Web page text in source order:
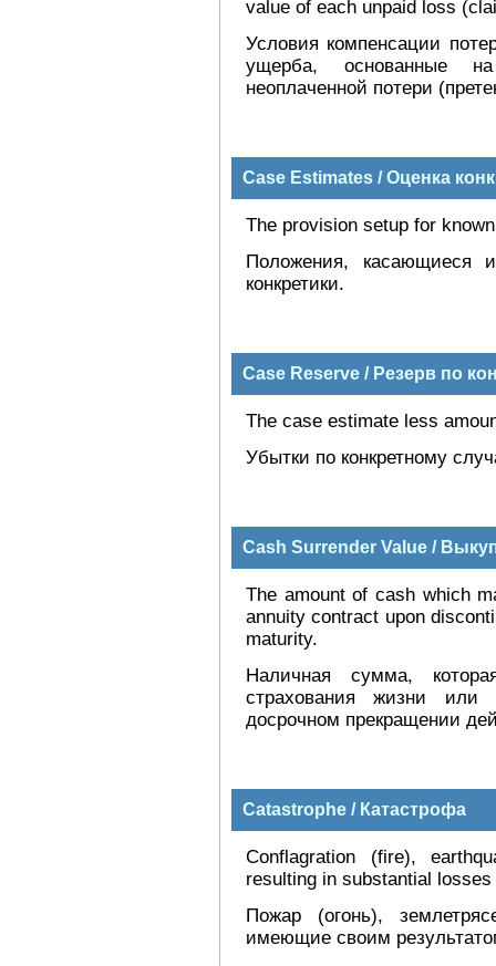
value of each unpaid loss
Условия компенсации
ущерба, основанные
неоплаченной потери
Case Estimates / Оценка
The provision setup for
Положения, касающиеся
конкретики.
Case Reserve / Резерв по
The case estimate less
Убытки по конкретному
Cash Surrender Value /
The amount of cash which
annuity contract upon
maturity.
Наличная сумма,
страхования жизни или
досрочном прекращении
Catastrophe / Катастрофа
Conflagration (fire),
resulting in substantial losses
Пожар (огонь),
имеющие своим